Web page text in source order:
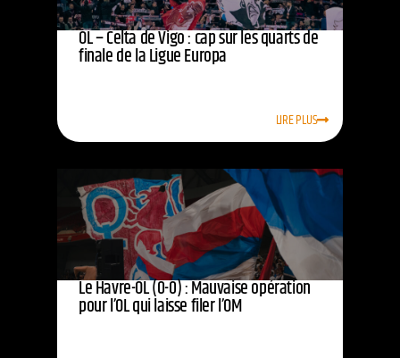
OL – Celta de Vigo : cap sur les quarts de
finale de la Ligue Europa
LIRE PLUS
Le Havre-OL (0-0) : Mauvaise opération
pour l’OL qui laisse filer l’OM